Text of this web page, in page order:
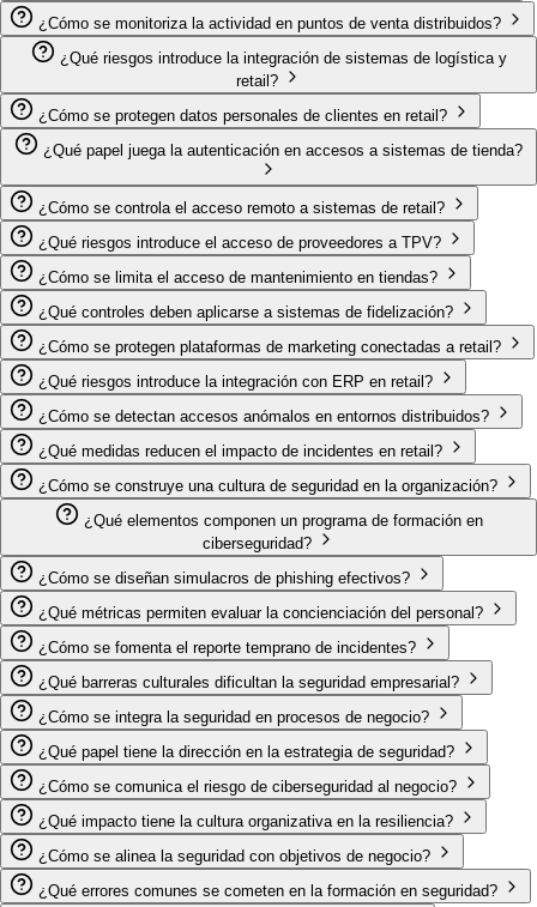
¿Cómo se monitoriza la actividad en puntos de venta distribuidos?
¿Qué riesgos introduce la integración de sistemas de logística y
retail?
¿Cómo se protegen datos personales de clientes en retail?
¿Qué papel juega la autenticación en accesos a sistemas de tienda?
¿Cómo se controla el acceso remoto a sistemas de retail?
¿Qué riesgos introduce el acceso de proveedores a TPV?
¿Cómo se limita el acceso de mantenimiento en tiendas?
¿Qué controles deben aplicarse a sistemas de fidelización?
¿Cómo se protegen plataformas de marketing conectadas a retail?
¿Qué riesgos introduce la integración con ERP en retail?
¿Cómo se detectan accesos anómalos en entornos distribuidos?
¿Qué medidas reducen el impacto de incidentes en retail?
¿Cómo se construye una cultura de seguridad en la organización?
¿Qué elementos componen un programa de formación en
ciberseguridad?
¿Cómo se diseñan simulacros de phishing efectivos?
¿Qué métricas permiten evaluar la concienciación del personal?
¿Cómo se fomenta el reporte temprano de incidentes?
¿Qué barreras culturales dificultan la seguridad empresarial?
¿Cómo se integra la seguridad en procesos de negocio?
¿Qué papel tiene la dirección en la estrategia de seguridad?
¿Cómo se comunica el riesgo de ciberseguridad al negocio?
¿Qué impacto tiene la cultura organizativa en la resiliencia?
¿Cómo se alinea la seguridad con objetivos de negocio?
¿Qué errores comunes se cometen en la formación en seguridad?